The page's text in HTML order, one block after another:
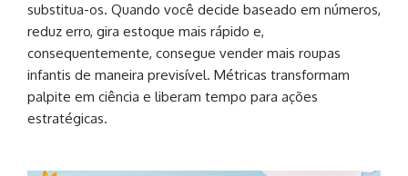
substitua-os. Quando você decide baseado em números,
reduz erro, gira estoque mais rápido e,
consequentemente, consegue vender mais roupas
infantis de maneira previsível. Métricas transformam
palpite em ciência e liberam tempo para ações
estratégicas.